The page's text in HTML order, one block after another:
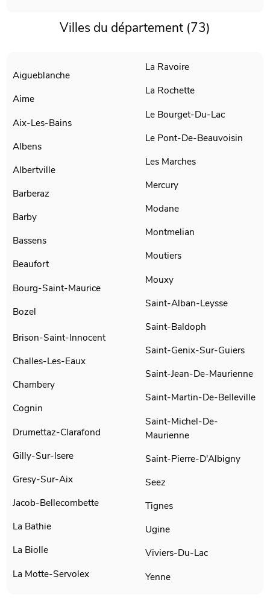
Villes du département (73)
Aigueblanche
Aime
Aix-Les-Bains
Albens
Albertville
Barberaz
Barby
Bassens
Beaufort
Bourg-Saint-Maurice
Bozel
Brison-Saint-Innocent
Challes-Les-Eaux
Chambery
Cognin
Drumettaz-Clarafond
Gilly-Sur-Isere
Gresy-Sur-Aix
Jacob-Bellecombette
La Bathie
La Biolle
La Motte-Servolex
La Ravoire
La Rochette
Le Bourget-Du-Lac
Le Pont-De-Beauvoisin
Les Marches
Mercury
Modane
Montmelian
Moutiers
Mouxy
Saint-Alban-Leysse
Saint-Baldoph
Saint-Genix-Sur-Guiers
Saint-Jean-De-Maurienne
Saint-Martin-De-Belleville
Saint-Michel-De-
Maurienne
Saint-Pierre-D'Albigny
Seez
Tignes
Ugine
Viviers-Du-Lac
Yenne